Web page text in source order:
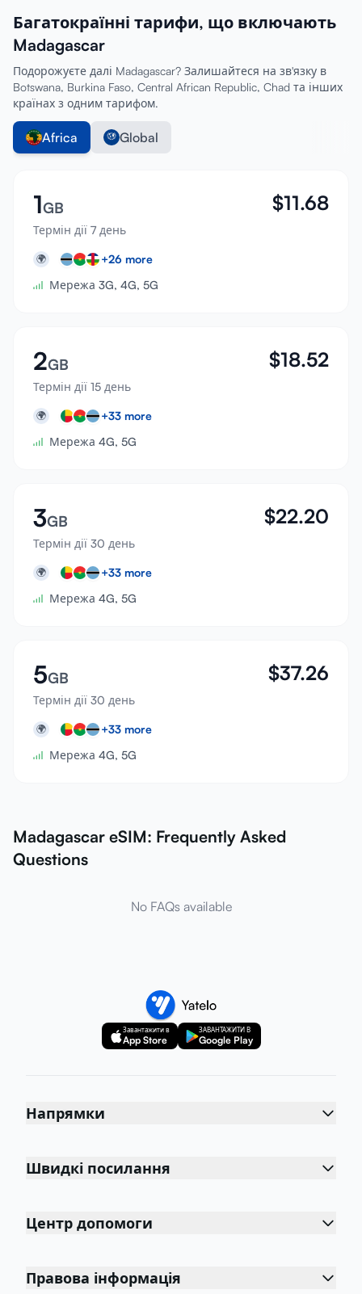
Багатокраїнні тарифи, що включають
Madagascar
Подорожуєте далі Madagascar? Залишайтеся на зв'язку в
Botswana, Burkina Faso, Central African Republic, Chad та інших
країнах з одним тарифом.
Africa Global
1GB
Термін дії 7 день
$11.68
🌍 +26 more
Мережа 3G, 4G, 5G
2GB
Термін дії 15 день
$18.52
🌍 +33 more
Мережа 4G, 5G
3GB
Термін дії 30 день
$22.20
🌍 +33 more
Мережа 4G, 5G
5GB
Термін дії 30 день
$37.26
🌍 +33 more
Мережа 4G, 5G
Madagascar eSIM: Frequently Asked
Questions
No FAQs available
Завантажити в
App Store
ЗАВАНТАЖИТИ В
Google Play
Напрямки
Швидкі посилання
Центр допомоги
Правова інформація